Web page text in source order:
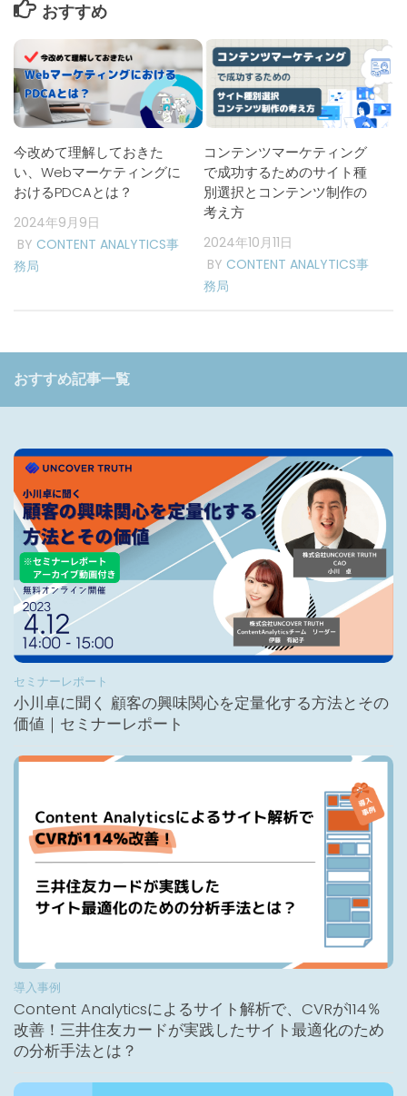
おすすめ
今改めて理解しておきた
い、Webマーケティングに
おけるPDCAとは？
2024年9月9日
BY CONTENT ANALYTICS事
務局
コンテンツマーケティング
で成功するためのサイト種
別選択とコンテンツ制作の
考え方
2024年10月11日
BY CONTENT ANALYTICS事
務局
おすすめ記事一覧
セミナーレポート
小川卓に聞く 顧客の興味関心を定量化する方法とその
価値｜セミナーレポート
導入事例
Content Analyticsによるサイト解析で、CVRが114％
改善！三井住友カードが実践したサイト最適化のため
の分析手法とは？